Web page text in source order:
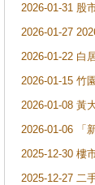
2026-01-31 股
2026-01-27
2026-01-22 白
2026-01-15 竹
2026-01-08 黃
2026-01-06 「
2025-12-30 樓
2025-12-27 二